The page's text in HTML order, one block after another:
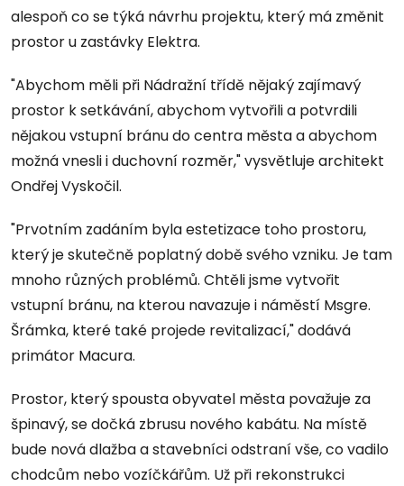
alespoň co se týká návrhu projektu, který má změnit
prostor u zastávky Elektra.
"Abychom měli při Nádražní třídě nějaký zajímavý
prostor k setkávání, abychom vytvořili a potvrdili
nějakou vstupní bránu do centra města a abychom
možná vnesli i duchovní rozměr," vysvětluje architekt
Ondřej Vyskočil.
"Prvotním zadáním byla estetizace toho prostoru,
který je skutečně poplatný době svého vzniku. Je tam
mnoho různých problémů. Chtěli jsme vytvořit
vstupní bránu, na kterou navazuje i náměstí Msgre.
Šrámka, které také projede revitalizací," dodává
primátor Macura.
Prostor, který spousta obyvatel města považuje za
špinavý, se dočká zbrusu nového kabátu. Na místě
bude nová dlažba a stavebníci odstraní vše, co vadilo
chodcům nebo vozíčkářům. Už při rekonstrukci